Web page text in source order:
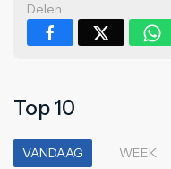
Delen
Top 10
VANDAAG WEEK